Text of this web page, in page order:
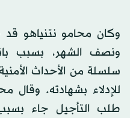
وكان محامو نتنياهو قد
ونصف الشهر، بسبب
سلسلة من الأحداث
للإدلاء بشهادته. وقال
طلب التأجيل جاء بسبب